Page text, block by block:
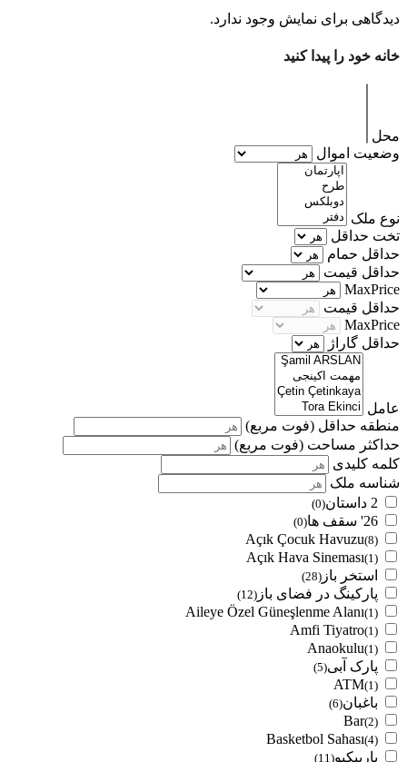
دیدگاهی برای نمایش وجود ندارد.
خانه خود را پیدا کنید
محل
وضعیت اموال
نوع ملک
تخت حداقل
حداقل حمام
حداقل قیمت
MaxPrice
حداقل قیمت
MaxPrice
حداقل گاراژ
عامل
منطقه حداقل (فوت مربع)
حداکثر مساحت (فوت مربع)
کلمه کلیدی
شناسه ملک
2 داستان
(0)
26' سقف ها (0)
Açık Çocuk Havuzu(8)
Açık Hava Sineması(1)
استخر باز (28)
پارکینگ در فضای باز (12)
Aileye Özel Güneşlenme Alanı(1)
Amfi Tiyatro(1)
Anaokulu(1)
پارک آبی(5)
ATM(1)
باغبان(6)
Bar(2)
Basketbol Sahası(4)
باربیکیو(11)